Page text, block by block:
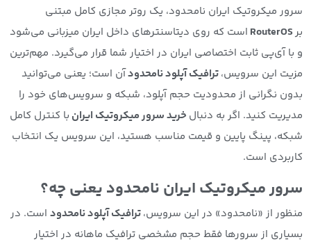
سرور میکروتیک ایران نامحدود، یک روتر مجازی کامل مبتنی
برRouterOS است که روی دیتاسنترهای داخل ایران میزبانی می‌شود
و با آی‌پی ثابت اختصاصی ایران در اختیار شما قرار می‌گیرد. مهم‌ترین
مزیت این سرویس،ترافیک آپلود نامحدودآن است؛ یعنی می‌توانید
بدون نگرانی از محدودیت حجم آپلود، شبکه و سرویس‌های خود را
مدیریت کنید. اگر به دنبال خرید سرور میکروتیک ایران با کنترل کامل
شبکه، پینگ پایین و قیمت مناسب هستید، این سرویس یک انتخاب
کاربردی است.
سرور میکروتیک ایران نامحدود یعنی چه؟
منظور از «نامحدود» در این سرویس،ترافیک آپلود نامحدود است. در
بسیاری از سرورها فقط حجم مشخصی ترافیک ماهانه در اختیار